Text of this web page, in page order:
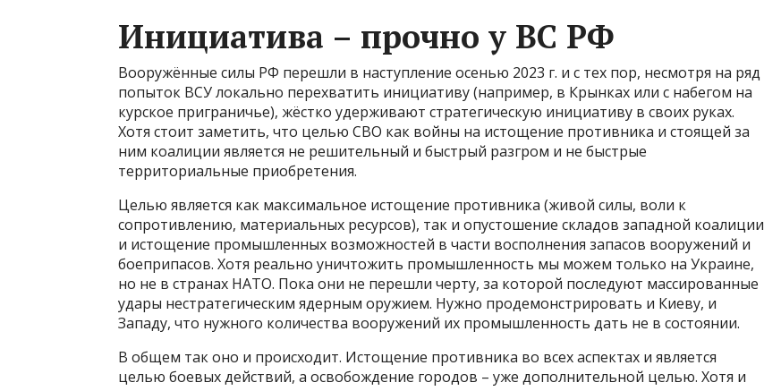
Инициатива – прочно у ВС РФ
Вооружённые силы РФ перешли в наступление осенью 2023 г. и с тех пор, несмотря на ряд
попыток ВСУ локально перехватить инициативу (например, в Крынках или с набегом на
курское приграничье), жёстко удерживают стратегическую инициативу в своих руках.
Хотя стоит заметить, что целью СВО как войны на истощение противника и стоящей за
ним коалиции является не решительный и быстрый разгром и не быстрые
территориальные приобретения.
Целью является как максимальное истощение противника (живой силы, воли к
сопротивлению, материальных ресурсов), так и опустошение складов западной коалиции
и истощение промышленных возможностей в части восполнения запасов вооружений и
боеприпасов. Хотя реально уничтожить промышленность мы можем только на Украине,
но не в странах НАТО. Пока они не перешли черту, за которой последуют массированные
удары нестратегическим ядерным оружием. Нужно продемонстрировать и Киеву, и
Западу, что нужного количества вооружений их промышленность дать не в состоянии.
В общем так оно и происходит. Истощение противника во всех аспектах и является
целью боевых действий, а освобождение городов – уже дополнительной целью. Хотя и